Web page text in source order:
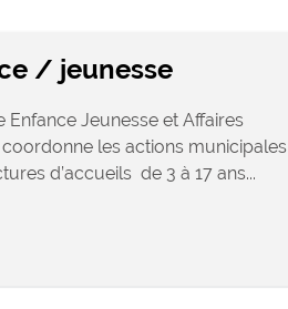
/ jeunesse
Enfance Jeunesse et Affaires
les actions municipales
d’accueils de 3 à 17 ans...